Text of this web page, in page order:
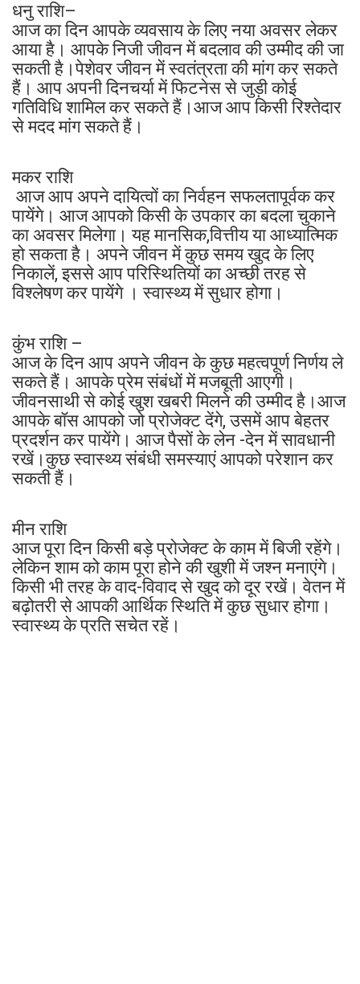
धनु राशि–
आज का दिन आपके व्यवसाय के लिए नया अवसर लेकर
आया है। आपके निजी जीवन में बदलाव की उम्मीद की जा
सकती है।पेशेवर जीवन में स्वतंत्रता की मांग कर सकते
हैं। आप अपनी दिनचर्या में फिटनेस से जुड़ी कोई
गतिविधि शामिल कर सकते हैं।आज आप किसी रिश्तेदार
से मदद मांग सकते हैं।
मकर राशि
आज आप अपने दायित्वों का निर्वहन सफलतापूर्वक कर
पायेंगे। आज आपको किसी के उपकार का बदला चुकाने
का अवसर मिलेगा। यह मानसिक,वित्तीय या आध्यात्मिक
हो सकता है। अपने जीवन में कुछ समय खुद के लिए
निकालें, इससे आप परिस्थितियों का अच्छी तरह से
विश्लेषण कर पायेंगे । स्वास्थ्य में सुधार होगा।
कुंभ राशि –
आज के दिन आप अपने जीवन के कुछ महत्वपूर्ण निर्णय ले
सकते हैं। आपके प्रेम संबंधों में मजबूती आएगी।
जीवनसाथी से कोई खुश खबरी मिलने की उम्मीद है।आज
आपके बॉस आपको जो प्रोजेक्ट देंगे, उसमें आप बेहतर
प्रदर्शन कर पायेंगे। आज पैसों के लेन -देन में सावधानी
रखें।कुछ स्वास्थ्य संबंधी समस्याएं आपको परेशान कर
सकती हैं।
मीन राशि
आज पूरा दिन किसी बड़े प्रोजेक्ट के काम में बिजी रहेंगे।
लेकिन शाम को काम पूरा होने की खुशी में जश्न मनाएंगे।
किसी भी तरह के वाद-विवाद से खुद को दूर रखें। वेतन में
बढ़ोतरी से आपकी आर्थिक स्थिति में कुछ सुधार होगा।
स्वास्थ्य के प्रति सचेत रहें।